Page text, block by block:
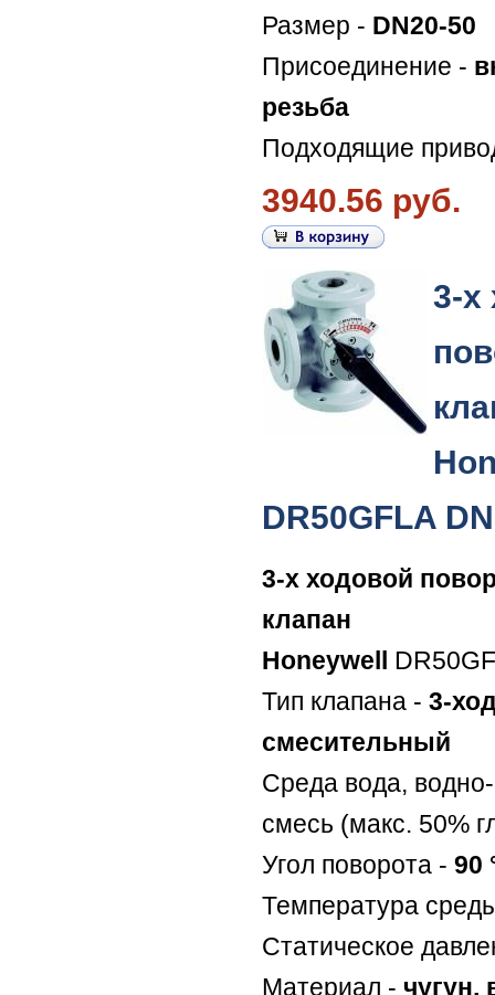
Размер - DN20-50
Присоединение -
резьба
Подходящие
3940.56 руб.
3-х
DR50GFLA
3-х ходовой
клапан
Honeywell
Тип клапана - 3-
смесительный
Среда вода,
смесь (макс. 50%
Угол поворота - 90
Температура
Статическое
Материал - чугун,